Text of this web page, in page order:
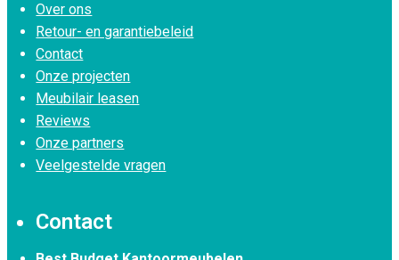
Over ons
Retour- en garantiebeleid
Contact
Onze projecten
Meubilair leasen
Reviews
Onze partners
Veelgestelde vragen
Contact